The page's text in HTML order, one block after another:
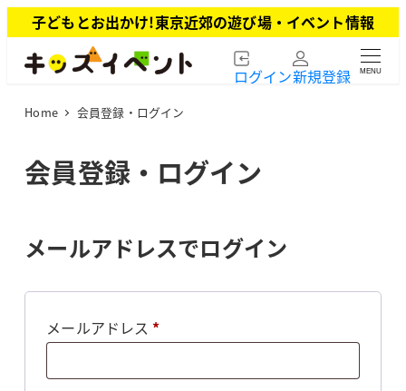
イ
子どもとお出かけ!東京近郊の遊び場・イベント情報
ログイン新規登録 MENU
Home 会員登録・ログイン
会員登録・ログイン
メールアドレスでログイン
メールアドレス *必